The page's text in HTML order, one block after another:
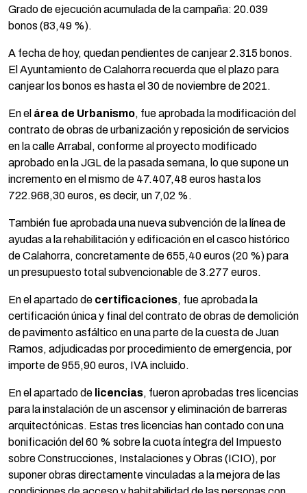
Grado de ejecución acumulada de la campaña: 20.039
bonos (83,49 %).
A fecha de hoy, quedan pendientes de canjear 2.315 bonos.
El Ayuntamiento de Calahorra recuerda que el plazo para
canjear los bonos es hasta el 30 de noviembre de 2021.
En el área de Urbanismo, fue aprobada la modificación del
contrato de obras de urbanización y reposición de servicios
en la calle Arrabal, conforme al proyecto modificado
aprobado en la JGL de la pasada semana, lo que supone un
incremento en el mismo de 47.407,48 euros hasta los
722.968,30 euros, es decir, un 7,02 %.
También fue aprobada una nueva subvención de la línea de
ayudas a la rehabilitación y edificación en el casco histórico
de Calahorra, concretamente de 655,40 euros (20 %) para
un presupuesto total subvencionable de 3.277 euros.
En el apartado de certificaciones, fue aprobada la
certificación única y final del contrato de obras de demolición
de pavimento asfáltico en una parte de la cuesta de Juan
Ramos, adjudicadas por procedimiento de emergencia, por
importe de 955,90 euros, IVA incluido.
En el apartado de licencias, fueron aprobadas tres licencias
para la instalación de un ascensor y eliminación de barreras
arquitectónicas. Estas tres licencias han contado con una
bonificación del 60 % sobre la cuota íntegra del Impuesto
sobre Construcciones, Instalaciones y Obras (ICIO), por
suponer obras directamente vinculadas a la mejora de las